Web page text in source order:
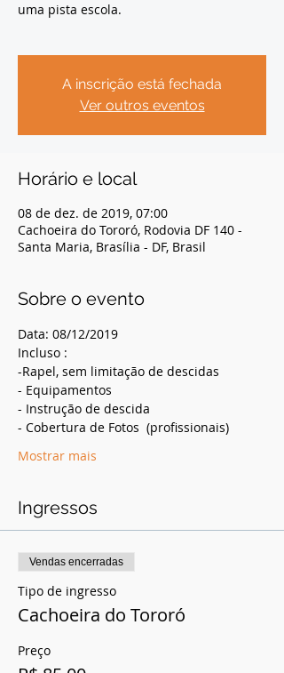
uma pista escola.
A inscrição está fechada
Ver outros eventos
Horário e local
08 de dez. de 2019, 07:00
Cachoeira do Tororó, Rodovia DF 140 -
Santa Maria, Brasília - DF, Brasil
Sobre o evento
Data: 08/12/2019
Incluso :
-Rapel, sem limitação de descidas
- Equipamentos
- Instrução de descida
- Cobertura de Fotos  (profissionais)
Mostrar mais
Ingressos
Vendas encerradas
Tipo de ingresso
Cachoeira do Tororó
Preço